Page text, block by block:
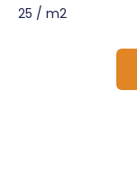
25 / m2